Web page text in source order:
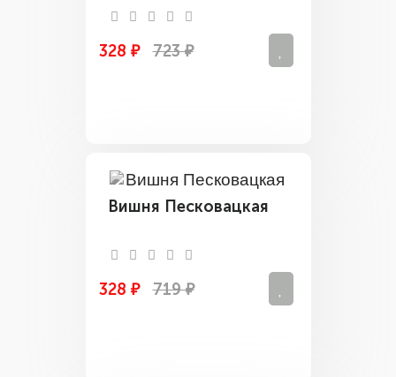
328 ₽ 723 ₽
Вишня Песковацкая
328 ₽ 719 ₽